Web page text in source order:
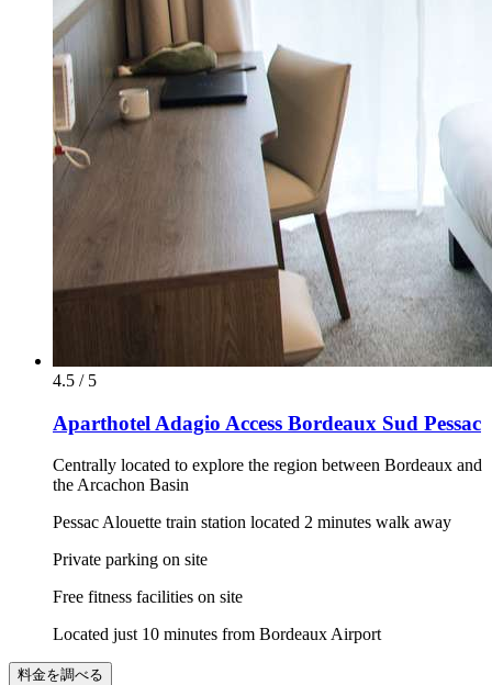
4.5 / 5
Aparthotel Adagio Access Bordeaux Sud Pessac
Centrally located to explore the region between Bordeaux and
the Arcachon Basin
Pessac Alouette train station located 2 minutes walk away
Private parking on site
Free fitness facilities on site
Located just 10 minutes from Bordeaux Airport
料金を調べる